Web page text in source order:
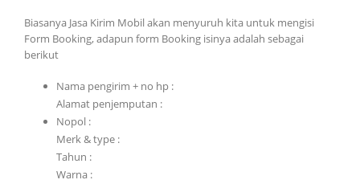
Biasanya Jasa Kirim Mobil akan menyuruh kita untuk mengisi
Form Booking, adapun form Booking isinya adalah sebagai
berikut
Nama pengirim + no hp :
Alamat penjemputan :
Nopol :
Merk & type :
Tahun :
Warna :